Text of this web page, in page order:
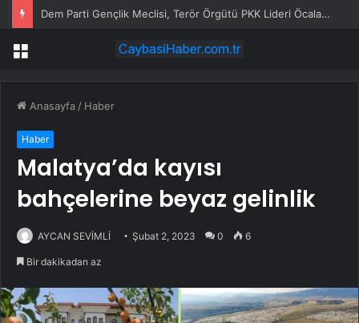
Dem Parti Gençlik Meclisi, Terör Örgütü PKK Lideri Öcalan ile Görüşmek İçin Adalet Bakanlığı’na Başvurdu
Menü
Anasayfa / Haber
Haber
Malatya’da kayısı
bahçelerine beyaz gelinlik
AYCAN SEVİMLİ Şubat 2, 2023 0 6
Bir dakikadan az